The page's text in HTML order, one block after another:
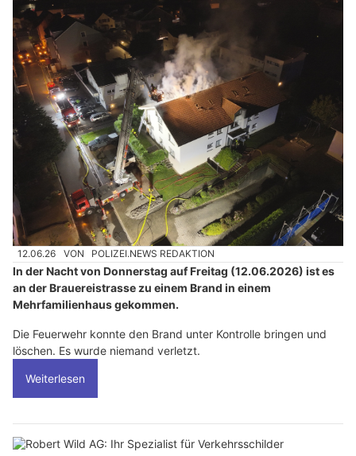
12.06.26 VON POLIZEI.NEWS REDAKTION
In der Nacht von Donnerstag auf Freitag (12.06.2026) ist es
an der Brauereistrasse zu einem Brand in einem
Mehrfamilienhaus gekommen.
Die Feuerwehr konnte den Brand unter Kontrolle bringen und
löschen. Es wurde niemand verletzt.
Weiterlesen